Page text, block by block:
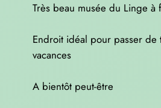
Très beau musée du Linge à
Endroit idéal pour passer de
vacances
A bientôt peut-être